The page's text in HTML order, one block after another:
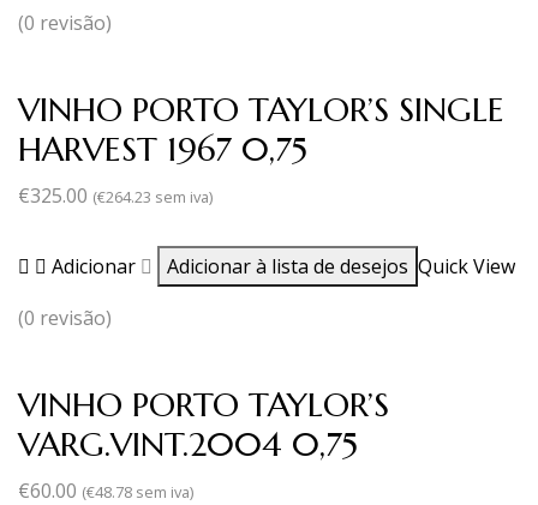
(0 revisão)
VINHO PORTO TAYLOR’S SINGLE
HARVEST 1967 0,75
€325.00 (€264.23 sem iva)
Adicionar Adicionar à lista de desejos Quick View
(0 revisão)
VINHO PORTO TAYLOR’S
VARG.VINT.2004 0,75
€60.00 (€48.78 sem iva)